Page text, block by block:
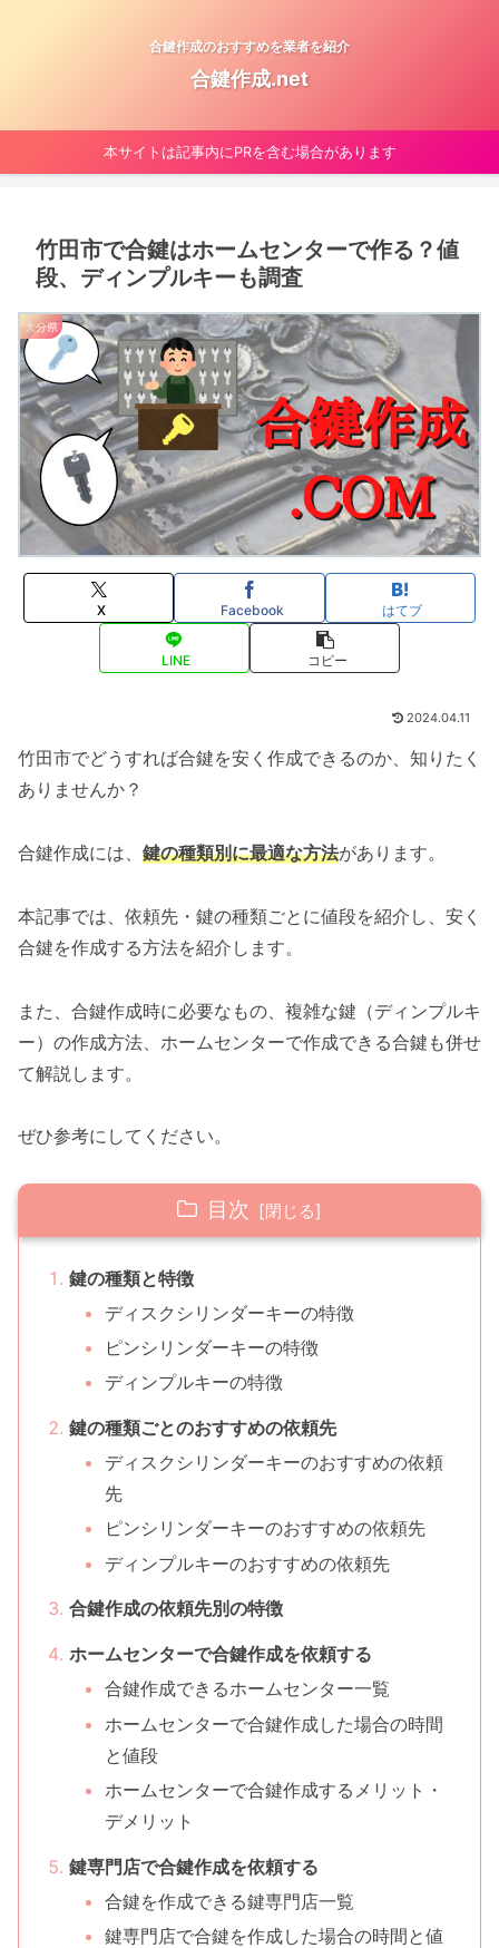
合鍵作成のおすすめを業者を紹介
合鍵作成.net
本サイトは記事内にPRを含む場合があります
竹田市で合鍵はホームセンターで作る？値
段、ディンプルキーも調査
大分県
X Facebook はてブ
LINE コピー
2024.04.11
竹田市でどうすれば合鍵を安く作成できるのか、知りたく
ありませんか？
合鍵作成には、 鍵の種類別に最適な方法があります。
本記事では、依頼先・鍵の種類ごとに値段を紹介し、安く
合鍵を作成する方法を紹介します。
また、合鍵作成時に必要なもの、複雑な鍵（ディンプルキ
ー）の作成方法、ホームセンターで作成できる合鍵も併せ
て解説します。
ぜひ参考にしてください。
目次
鍵の種類と特徴
ディスクシリンダーキーの特徴
ピンシリンダーキーの特徴
ディンプルキーの特徴
鍵の種類ごとのおすすめの依頼先
ディスクシリンダーキーのおすすめの依頼
先
ピンシリンダーキーのおすすめの依頼先
ディンプルキーのおすすめの依頼先
合鍵作成の依頼先別の特徴
ホームセンターで合鍵作成を依頼する
合鍵作成できるホームセンター一覧
ホームセンターで合鍵作成した場合の時間
と値段
ホームセンターで合鍵作成するメリット・
デメリット
鍵専門店で合鍵作成を依頼する
合鍵を作成できる鍵専門店一覧
鍵専門店で合鍵を作成した場合の時間と値